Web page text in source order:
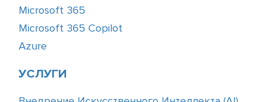
Microsoft 365
Microsoft 365 Copilot
Azure
УСЛУГИ